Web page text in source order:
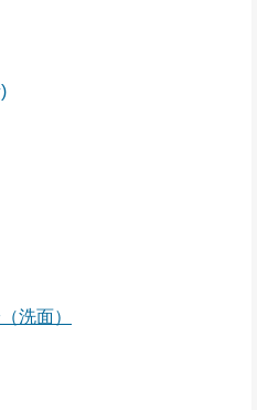
洗面）